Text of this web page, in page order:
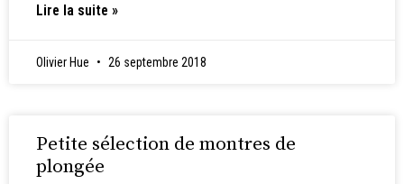
Lire la suite »
Olivier Hue 26 septembre 2018
Petite sélection de montres de
plongée